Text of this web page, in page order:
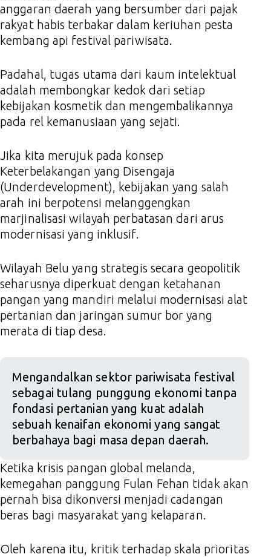
anggaran daerah yang bersumber dari pajak
rakyat habis terbakar dalam keriuhan pesta
kembang api festival pariwisata.
Padahal, tugas utama dari kaum intelektual
adalah membongkar kedok dari setiap
kebijakan kosmetik dan mengembalikannya
pada rel kemanusiaan yang sejati.
Jika kita merujuk pada konsep
Keterbelakangan yang Disengaja
(Underdevelopment), kebijakan yang salah
arah ini berpotensi melanggengkan
marjinalisasi wilayah perbatasan dari arus
modernisasi yang inklusif.
Wilayah Belu yang strategis secara geopolitik
seharusnya diperkuat dengan ketahanan
pangan yang mandiri melalui modernisasi alat
pertanian dan jaringan sumur bor yang
merata di tiap desa.
Mengandalkan sektor pariwisata festival
sebagai tulang punggung ekonomi tanpa
fondasi pertanian yang kuat adalah
sebuah kenaifan ekonomi yang sangat
berbahaya bagi masa depan daerah.
Ketika krisis pangan global melanda,
kemegahan panggung Fulan Fehan tidak akan
pernah bisa dikonversi menjadi cadangan
beras bagi masyarakat yang kelaparan.
Oleh karena itu, kritik terhadap skala prioritas